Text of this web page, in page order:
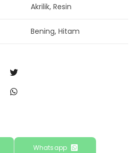
Akrilik, Resin
Bening, Hitam
Whatsapp